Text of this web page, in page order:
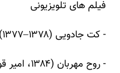
فیلم های تلویزیونی
- کت جادویی (۱۳۷۸–۱۳۷۷)
- روح مهربان (۱۳۸۴، امیر قویدل)